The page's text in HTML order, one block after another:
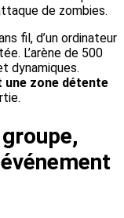
de zombies.
fil, d’un ordinateur
L’arène de 500
dynamiques.
une zone détente